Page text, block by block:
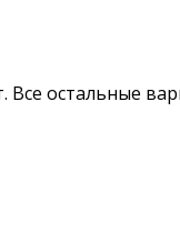
остальные